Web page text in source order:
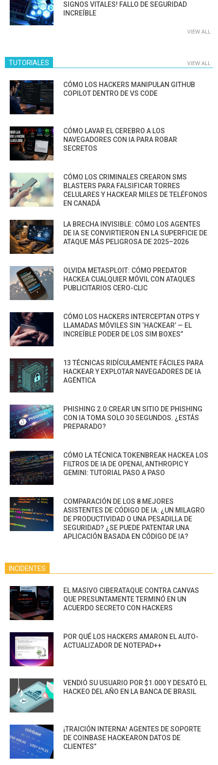
SIGNOS VITALES! FALLO DE SEGURIDAD
INCREÍBLE
VIEW ALL
TUTORIALES VIEW ALL
CÓMO LOS HACKERS MANIPULAN GITHUB
COPILOT DENTRO DE VS CODE
CÓMO LAVAR EL CEREBRO A LOS
NAVEGADORES CON IA PARA ROBAR
SECRETOS
CÓMO LOS CRIMINALES CREARON SMS
BLASTERS PARA FALSIFICAR TORRES
CELULARES Y HACKEAR MILES DE TELÉFONOS
EN CANADÁ
LA BRECHA INVISIBLE: CÓMO LOS AGENTES
DE IA SE CONVIRTIERON EN LA SUPERFICIE DE
ATAQUE MÁS PELIGROSA DE 2025–2026
OLVIDA METASPLOIT: CÓMO PREDATOR
HACKEA CUALQUIER MÓVIL CON ATAQUES
PUBLICITARIOS CERO-CLIC
CÓMO LOS HACKERS INTERCEPTAN OTPS Y
LLAMADAS MÓVILES SIN ‘HACKEAR’ — EL
INCREÍBLE PODER DE LOS SIM BOXES”
13 TÉCNICAS RIDÍCULAMENTE FÁCILES PARA
HACKEAR Y EXPLOTAR NAVEGADORES DE IA
AGÉNTICA
PHISHING 2.0:CREAR UN SITIO DE PHISHING
CON IA TOMA SOLO 30 SEGUNDOS. ¿ESTÁS
PREPARADO?
CÓMO LA TÉCNICA TOKENBREAK HACKEA LOS
FILTROS DE IA DE OPENAI, ANTHROPIC Y
GEMINI: TUTORIAL PASO A PASO
COMPARACIÓN DE LOS 8 MEJORES
ASISTENTES DE CÓDIGO DE IA: ¿UN MILAGRO
DE PRODUCTIVIDAD O UNA PESADILLA DE
SEGURIDAD? ¿SE PUEDE PATENTAR UNA
APLICACIÓN BASADA EN CÓDIGO DE IA?
INCIDENTES
EL MASIVO CIBERATAQUE CONTRA CANVAS
QUE PRESUNTAMENTE TERMINÓ EN UN
ACUERDO SECRETO CON HACKERS
POR QUÉ LOS HACKERS AMARON EL AUTO-
ACTUALIZADOR DE NOTEPAD++
VENDIÓ SU USUARIO POR $1.000 Y DESATÓ EL
HACKEO DEL AÑO EN LA BANCA DE BRASIL
¡TRAICIÓN INTERNA! AGENTES DE SOPORTE
DE COINBASE HACKEARON DATOS DE
CLIENTES”